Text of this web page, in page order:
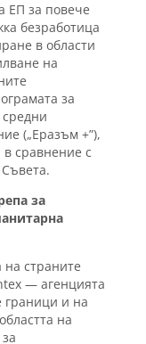
ЕП за повече
безработица
в области
на
за
(„Еразъм +”),
сравнение с
за
страните
— агенцията
граници и на
на